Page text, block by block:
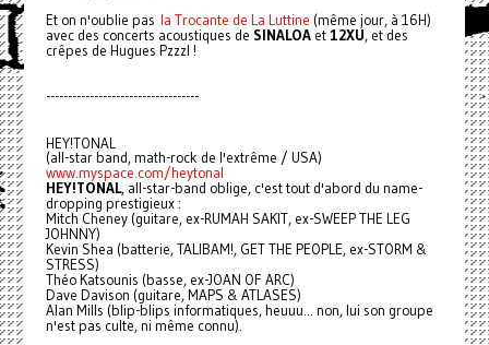
Et on n'oublie pas la Trocante de La Luttine (même jour, à 16H)
avec des concerts acoustiques de SINALOAet 12XU, et des
crêpes de Hugues Pzzzl !
-----------------------------------
HEY!TONAL
(all-star band, math-rock de l'extrême / USA)
www.myspace.com/heytonal
HEY!TONAL, all-star-band oblige, c'est tout d'abord du name-
dropping prestigieux :
Mitch Cheney (guitare, ex-RUMAH SAKIT, ex-SWEEP THE LEG
JOHNNY)
Kevin Shea (batterie, TALIBAM!, GET THE PEOPLE, ex-STORM &
STRESS)
Théo Katsounis (basse, ex-JOAN OF ARC)
Dave Davison (guitare, MAPS & ATLASES)
Alan Mills (blip-blips informatiques, heuuu... non, lui son groupe
n'est pas culte, ni même connu).